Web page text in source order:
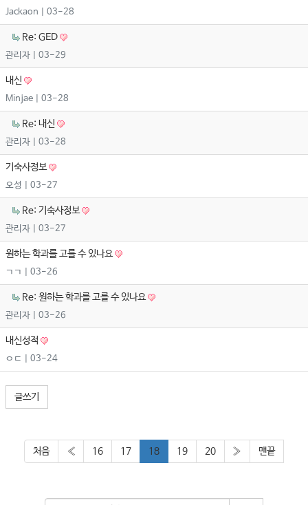
Jackaon | 03-28
Re: GED
관리자 | 03-29
내신
Minjae | 03-28
Re: 내신
관리자 | 03-28
기숙사정보
오성 | 03-27
Re: 기숙사정보
관리자 | 03-27
원하는 학과를 고를 수 있나요
ㄱㄱ | 03-26
Re: 원하는 학과를 고를 수 있나요
관리자 | 03-26
내신성적
ㅇㄷ | 03-24
글쓰기
처음 « 16 17 18 19 20 » 맨끝